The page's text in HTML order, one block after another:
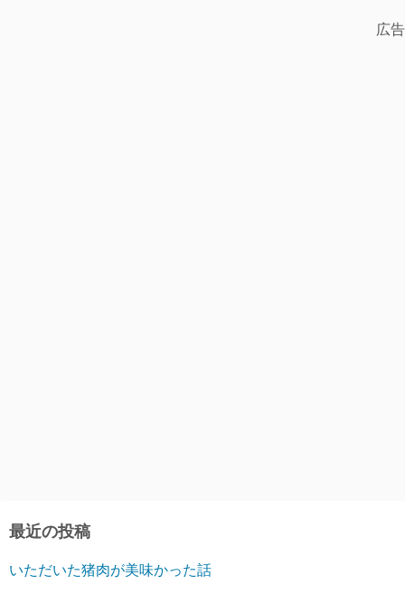
広告
最近の投稿
いただいた猪肉が美味かった話